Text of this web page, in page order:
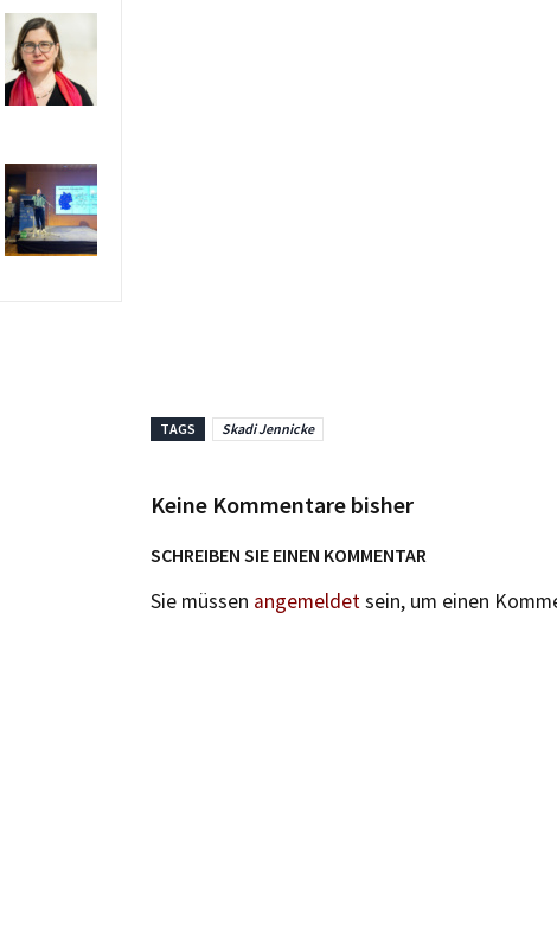
TAGS Skadi Jennicke
Keine Kommentare bisher
SCHREIBEN SIE EINEN KOMMENTAR
Sie müssen angemeldetsein, um einen